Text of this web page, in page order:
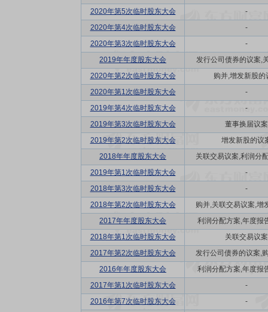
2020年第5次临时股东大会
-
2020年第4次临时股东大会
-
2020年第3次临时股东大会
-
2019年年度股东大会
发行公司债券的议案,
2020年第2次临时股东大会
购并,增发新股的
2020年第1次临时股东大会
-
2019年第4次临时股东大会
-
2019年第3次临时股东大会
董事换届议案
2019年第2次临时股东大会
增发新股的议
2018年年度股东大会
关联交易议案,利润分
2019年第1次临时股东大会
-
2018年第3次临时股东大会
-
2018年第2次临时股东大会
购并,关联交易议案,增
2017年年度股东大会
利润分配方案,年度报
2018年第1次临时股东大会
关联交易议案
2017年第2次临时股东大会
发行公司债券的议案,
2016年年度股东大会
利润分配方案,年度报
2017年第1次临时股东大会
-
2016年第7次临时股东大会
-